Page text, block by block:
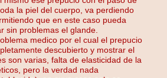
la piel del cuerpo, va perdiendo
que en este caso pueda
sin problemas el glande.
medico por el cual el prepucio
descubierto y mostrar el
son varias, falta de elasticidad de la
pero la verdad nada